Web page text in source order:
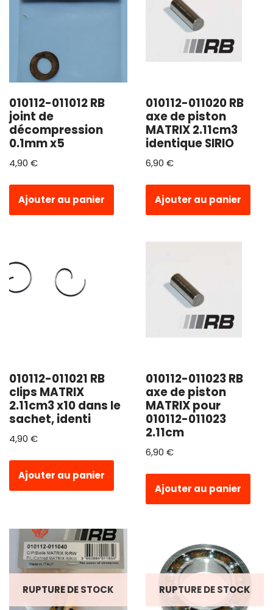
010112-011012 RB
joint de
décompression
0.1mm x5
4,90 €
Ajouter au panier
010112-011020 RB
axe de piston
MATRIX 2.11cm3
identique SIRIO
6,90 €
Ajouter au panier
010112-011021 RB
clips MATRIX
2.11cm3 x10 dans le
sachet, identi
4,90 €
Ajouter au panier
010112-011023 RB
axe de piston
MATRIX pour
010112-011023
2.11cm
6,90 €
Ajouter au panier
RUPTURE DE STOCK RUPTURE DE STOCK